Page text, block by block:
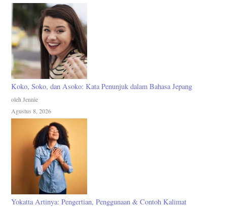
Koko, Soko, dan Asoko: Kata Penunjuk dalam Bahasa Jepang
oleh Jennie
Agustus 8, 2026
Yokatta Artinya: Pengertian, Penggunaan & Contoh Kalimat